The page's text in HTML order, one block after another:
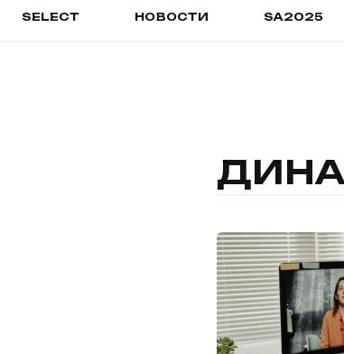
SELECT НОВОСТИ SA2025